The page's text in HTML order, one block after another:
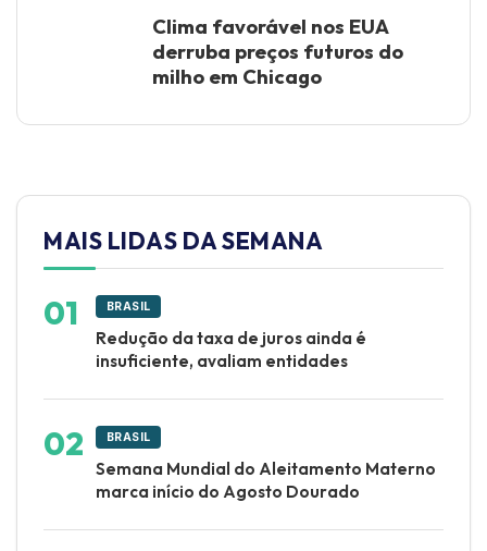
Clima favorável nos EUA
derruba preços futuros do
milho em Chicago
MAIS LIDAS DA SEMANA
BRASIL
Redução da taxa de juros ainda é
insuficiente, avaliam entidades
BRASIL
Semana Mundial do Aleitamento Materno
marca início do Agosto Dourado